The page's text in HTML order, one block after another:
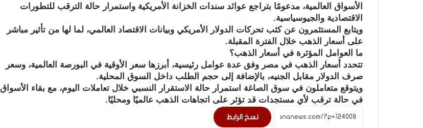
الأسواق العالمية، مدعومًا بتراجع عوائد سندات الخزانة الأمريكية واستمرار حالة الترقب للتطورات
الاقتصادية والجيوسياسية.
ويتابع المستثمرون عن كثب تحركات الدولار الأمريكي وبيانات الاقتصاد العالمي، لما لها من تأثير مباشر
على أسعار الذهب خلال الفترة المقبلة.
ما العوامل المؤثرة في أسعار الذهب؟
تتحدد أسعار الذهب في مصر وفق عدة عوامل رئيسية، أبرزها سعر الأوقية في البورصة العالمية، وسعر
صرف الدولار مقابل الجنيه، بالإضافة إلى حجم الطلب داخل السوق المحلية.
ويتوقع متعاملون في سوق الصاغة استمرار حالة الاستقرار النسبي خلال تعاملات اليوم، مع بقاء الأسواق
في حالة ترقب لأي مستجدات قد تؤثر على اتجاهات الذهب عالميًا ومحليًا.
نسخ الرابط